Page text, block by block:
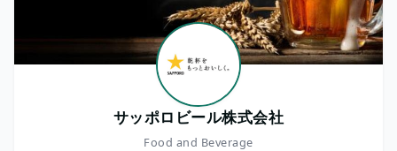
サッポロビール株式会社
Food and Beverage